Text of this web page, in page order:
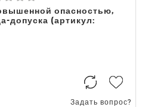
опасностью,
допуска (артикул:
Задать вопрос?